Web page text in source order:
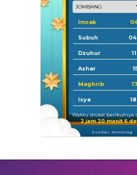
Imsak
Subuh
Dzuhur
Ashar
Maghrib
Isya
Waktu sholat berikutnya
2 jam 20 menit 5
Sumber: Kemenag